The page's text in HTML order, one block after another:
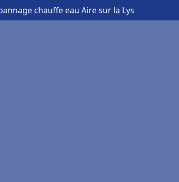
chauffe eau Aire sur la Lys